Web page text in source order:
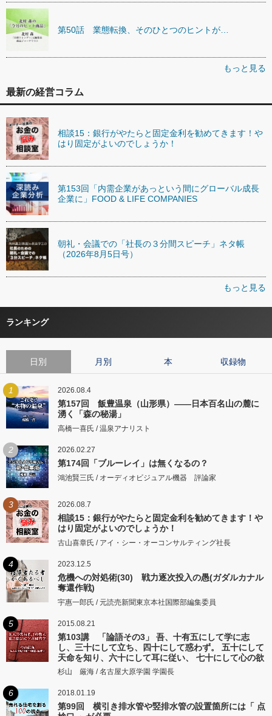
第50話 業態転換、そのひとつのヒントが…
もっと見る
最新の経営コラム
相談15：銀行がやたらと固定金利を勧めてきます！や
はり固定がよいのでしょうか！
第153回「内需企業があっという間にグローバル成長
企業に」FOOD & LIFE COMPANIES
朝礼・会議での「社長の３分間スピーチ」ネタ帳
（2026年8月5日号）
もっと見る
ランキング
日別 月別 本 収録物
1 2026.08.4
第157回 飯豊温泉（山形県）――日本百名山の麓に
湧く「森の秘湯」
高橋一喜氏 / 温泉アナリスト
2 2026.02.27
第174回「ブルーレイ」は無くなるの？
鴻池賢三氏 / オーディオビジュアル機器 評論家
3 2026.08.7
相談15：銀行がやたらと固定金利を勧めてきます！や
はり固定がよいのでしょうか！
古山喜章氏 / アイ・シー・オーコンサルティング社長
4 2023.12.5
危機への対処術(30) 戦力逐次投入の愚(ガダルカナル
奪還作戦)
宇惠一郎氏 / 元読売新聞東京本社国際部編集委員
5 2015.08.21
第103講 「論語その3」 吾、十有五にして学に志
し、三十にして立ち、四十にして惑わず。 五十にして
天命を知り、六十にして耳に従い、 七十にして心の欲
するところに従いて矩をこえず。
杉山 厳海 / 名古屋大原学園 学園長
6 2018.01.19
第99回 横引き排水管や竪排水管の設置箇所には「 点